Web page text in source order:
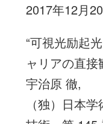
2017年12月
“可視光励起
ャリアの直接
宇治原 徹,
（独）日本